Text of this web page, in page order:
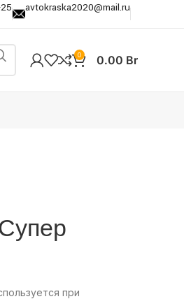
avtokraska2020@mail.ru
0 0.00 Br
при